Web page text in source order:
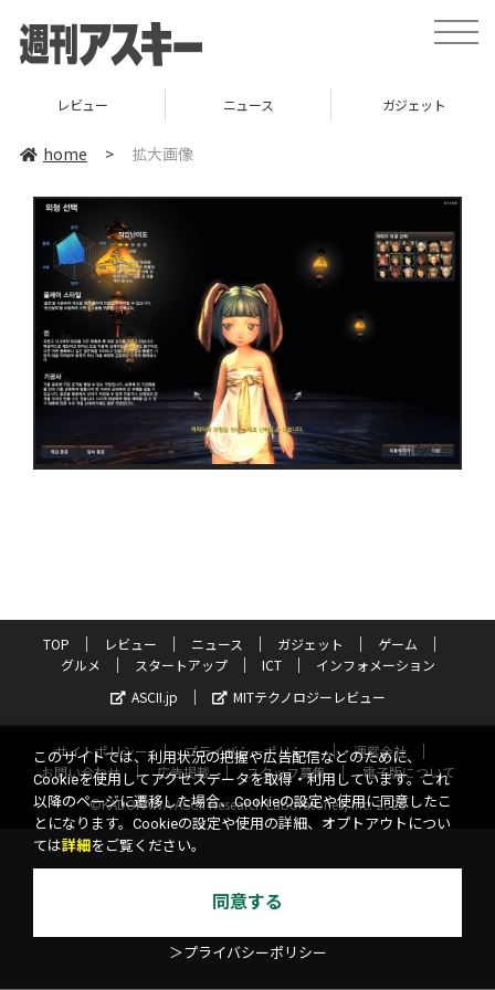
toggle
レビュー ニュース ガジェット
home > 拡大画像
TOP レビュー ニュース ガジェット
ゲーム
グルメ
スタートアップ ICT
インフォメーション
ASCII.jp
MITテクノロジーレビュー
サイトポリシー プライバシーポリシー
運営会社
お問い合わせ
広告掲載 スタッフ募集
電子版について
©KADOKAWA ASCII Research Laboratories, Inc. 2026
このサイトでは、利用状況の把握や広告配信などのために、
Cookieを使用してアクセスデータを取得・利用しています。これ
以降のページに遷移した場合、Cookieの設定や使用に同意したこ
とになります。Cookieの設定や使用の詳細、オプトアウトについ
ては詳細 をご覧ください。
同意する
＞プライバシーポリシー